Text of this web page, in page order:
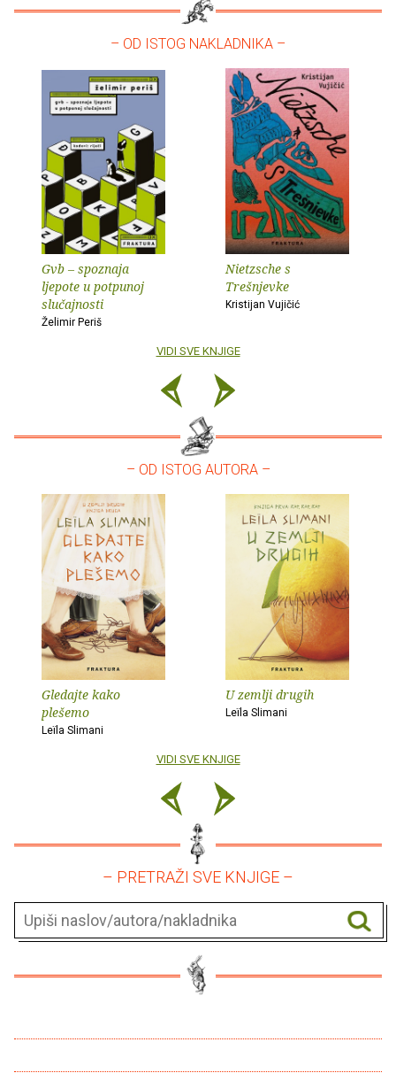
– OD ISTOG NAKLADNIKA –
Gvb – spoznaja
ljepote u potpunoj
slučajnosti
Želimir Periš
Nietzsche s
Trešnjevke
Kristijan Vujičić
VIDI SVE KNJIGE
– OD ISTOG AUTORA –
Gledajte kako
plešemo
Leïla Slimani
U zemlji drugih
Leïla Slimani
VIDI SVE KNJIGE
– PRETRAŽI SVE KNJIGE –